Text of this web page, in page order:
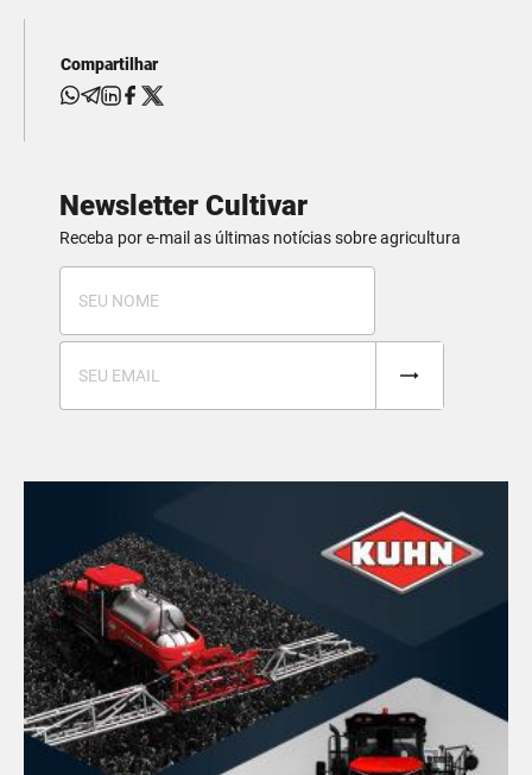
Compartilhar
Newsletter Cultivar
Receba por e-mail as últimas notícias sobre agricultura